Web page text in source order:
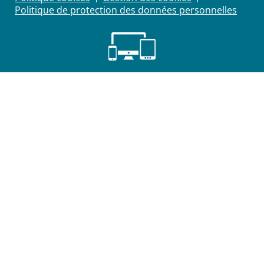
Politique de protection des données personnelles